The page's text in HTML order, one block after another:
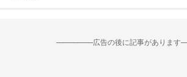
--------------------広告の後に記事があります